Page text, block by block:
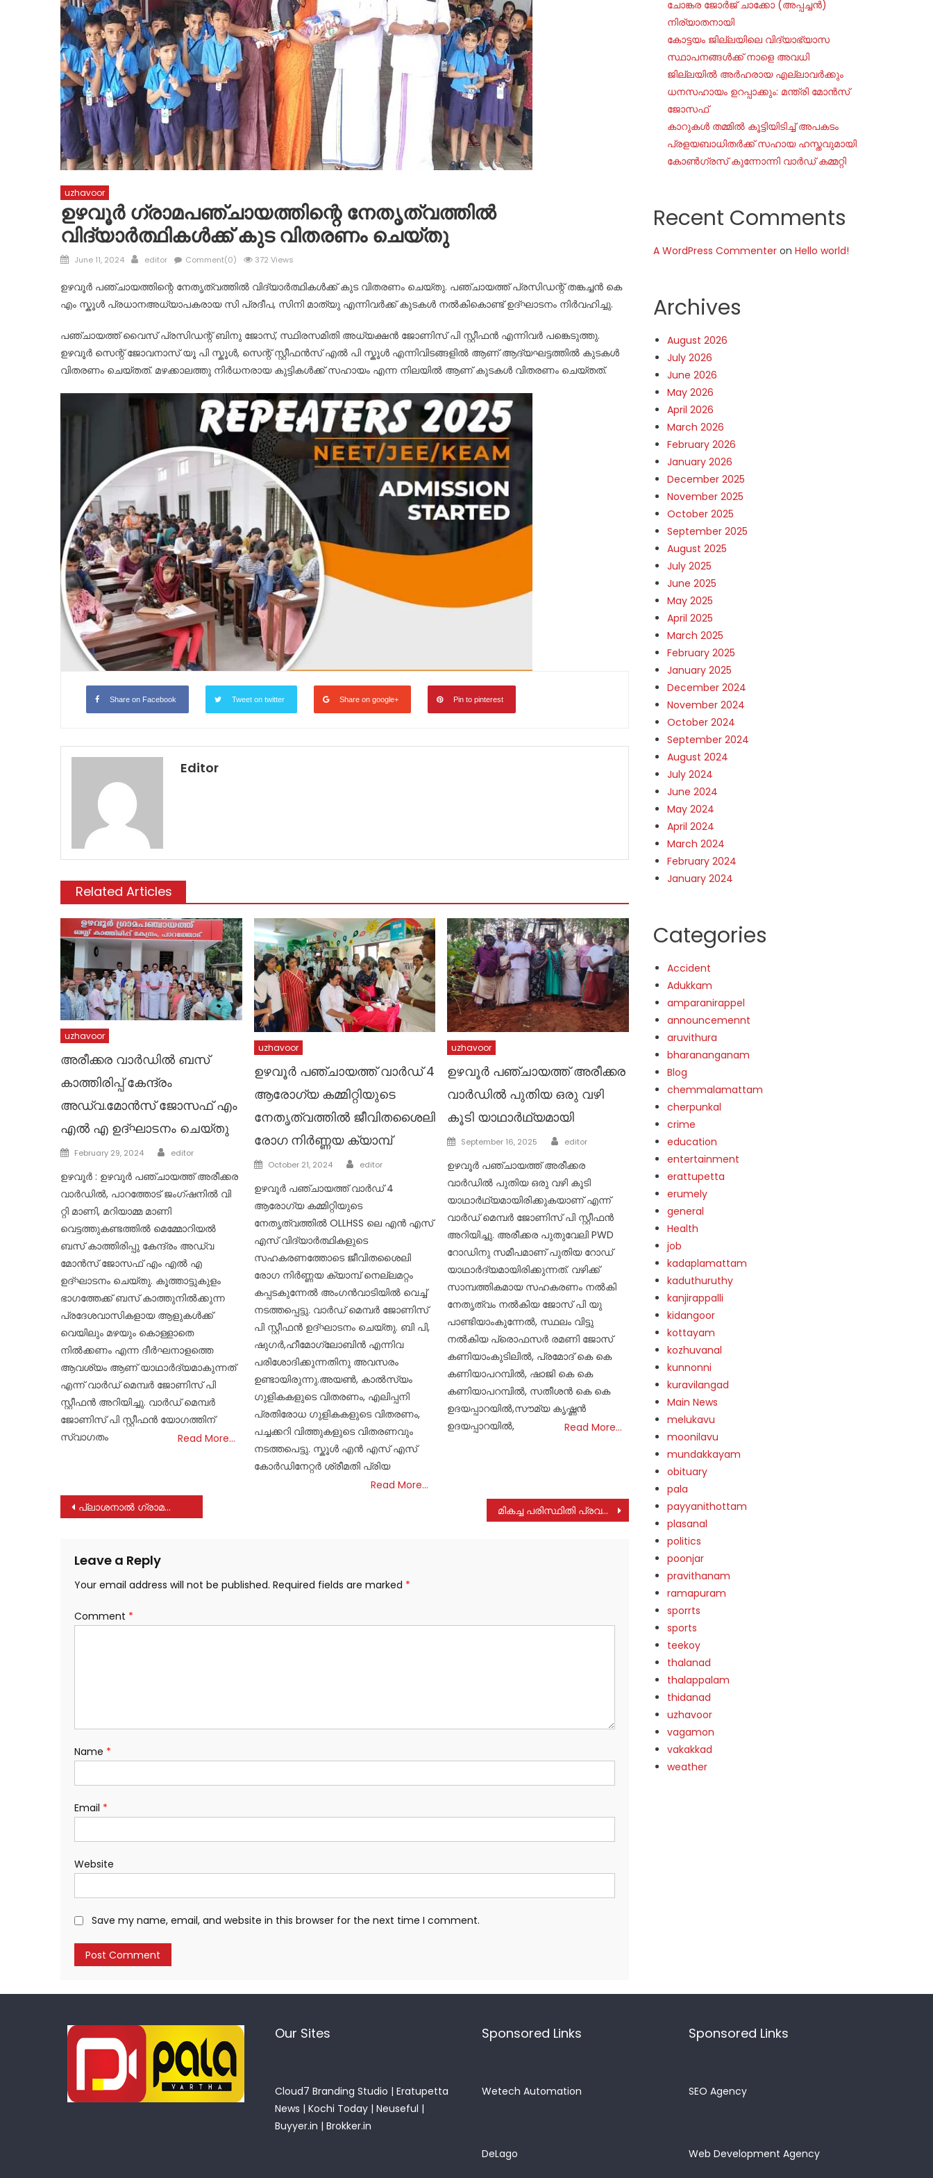
uzhavoor
ഉഴവൂർ ഗ്രാമപഞ്ചായത്തിന്റെ നേതൃത്വത്തിൽ
വിദ്യാർത്ഥികൾക്ക് കുട വിതരണം ചെയ്തു
Posted
June 11, 2024 Author
editor Comment(0) 372 Views
ഉഴവൂർ പഞ്ചായത്തിന്റെ നേതൃത്വത്തിൽ വിദ്യാർത്ഥികൾക്ക് കുട വിതരണം ചെയ്തു. പഞ്ചായത്ത് പ്രസിഡന്റ്‌ തങ്കച്ചൻ കെ
എം സ്കൂൾ പ്രധാനഅധ്യാപകരായ സി പ്രദീപ, സിനി മാത്യു എന്നിവർക്ക് കുടകൾ നൽകികൊണ്ട് ഉദ്ഘാടനം നിർവഹിച്ചു.
പഞ്ചായത്ത് വൈസ് പ്രസിഡന്റ്‌ ബിനു ജോസ്, സ്ഥിരസമിതി അധ്യക്ഷൻ ജോണിസ് പി സ്റ്റീഫൻ എന്നിവർ പങ്കെടുത്തു.
ഉഴവൂർ സെന്റ് ജോവനാസ് യൂ പി സ്കൂൾ, സെന്റ് സ്റ്റീഫൻസ് എൽ പി സ്കൂൾ എന്നിവിടങ്ങളിൽ ആണ് ആദ്യഘട്ടത്തിൽ കുടകൾ
വിതരണം ചെയ്തത്. മഴക്കാലത്തു നിർധനരായ കുട്ടികൾക്ക് സഹായം എന്ന നിലയിൽ ആണ് കുടകൾ വിതരണം ചെയ്തത്.
Share on Facebook Tweet on twitter Share on google+ Pin to pinterest
Editor
Related Articles
uzhavoor
അരീക്കര വാർഡിൽ ബസ്
കാത്തിരിപ്പ് കേന്ദ്രം
അഡ്വ.മോൻസ് ജോസഫ് എം
എൽ എ ഉദ്ഘാടനം ചെയ്തു
Posted
February 29, 2024 Author
editor
ഉഴവൂർ : ഉഴവൂർ പഞ്ചായത്ത് അരീക്കര
വാർഡിൽ, പാറത്തോട് ജംഗ്ഷനിൽ വി
റ്റി മാണി, മറിയാമ്മ മാണി
വെട്ടത്തുകണ്ടത്തിൽ മെമ്മോറിയൽ
ബസ് കാത്തിരിപ്പു കേന്ദ്രം അഡ്വ
മോൻസ് ജോസഫ് എം എൽ എ
ഉദ്‌ഘാടനം ചെയ്തു. കൂത്താട്ടുകുളം
ഭാഗത്തേക്ക്‌ ബസ് കാത്തുനിൽക്കുന്ന
പ്രദേശവാസികളായ ആളുകൾക്ക്
വെയിലും മഴയും കൊള്ളാതെ
നിൽക്കണം എന്ന ദീർഘനാളത്തെ
ആവശ്യം ആണ് യാഥാർദ്യമാകുന്നത്
എന്ന് വാർഡ് മെമ്പർ ജോണിസ് പി
സ്റ്റീഫൻ അറിയിച്ചു. വാർഡ് മെമ്പർ
ജോണിസ് പി സ്റ്റീഫൻ യോഗത്തിന്
സ്വാഗതം
Read More…
uzhavoor
ഉഴവൂർ പഞ്ചായത്ത് വാർഡ് 4
ആരോഗ്യ കമ്മിറ്റിയുടെ
നേതൃത്വത്തിൽ ജീവിതശൈലി
രോഗ നിർണ്ണയ ക്യാമ്പ്
Posted
October 21, 2024 Author
editor
ഉഴവൂർ പഞ്ചായത്ത് വാർഡ് 4
ആരോഗ്യ കമ്മിറ്റിയുടെ
നേതൃത്വത്തിൽ OLLHSS ലെ എൻ എസ്
എസ് വിദ്യാർത്ഥികളുടെ
സഹകരണത്തോടെ ജീവിതശൈലി
രോഗ നിർണ്ണയ ക്യാമ്പ് നെല്ലമറ്റം
കപ്പടകുന്നേൽ അംഗൻവാടിയിൽ വെച്ച്
നടത്തപ്പെട്ടു. വാർഡ് മെമ്പർ ജോണിസ്
പി സ്റ്റീഫൻ ഉദ്‌ഘാടനം ചെയ്തു. ബി പി,
ഷുഗർ,ഹീമോഗ്ലോബിൻ എന്നിവ
പരിശോദിക്കുന്നതിനു അവസരം
ഉണ്ടായിരുന്നു.അയൺ, കാൽസ്യം
ഗുളികകളുടെ വിതരണം, എലിപ്പനി
പ്രതിരോധ ഗുളികകളുടെ വിതരണം,
പച്ചക്കറി വിത്തുകളുടെ വിതരണവും
നടത്തപെട്ടു. സ്കൂൾ എൻ എസ് എസ്
കോർഡിനേറ്റർ ശ്രീമതി പ്രിയ
Read More…
uzhavoor
ഉഴവൂർ പഞ്ചായത്ത് അരീക്കര
വാർഡിൽ പുതിയ ഒരു വഴി
കൂടി യാഥാർഥ്യമായി
Posted
September 16, 2025 Author
editor
ഉഴവൂർ പഞ്ചായത്ത് അരീക്കര
വാർഡിൽ പുതിയ ഒരു വഴി കൂടി
യാഥാർഥ്യമായിരിക്കുകയാണ് എന്ന്
വാർഡ് മെമ്പർ ജോണിസ് പി സ്റ്റീഫൻ
അറിയിച്ചു. അരീക്കര പുതുവേലി PWD
റോഡിനു സമീപമാണ് പുതിയ റോഡ്
യാഥാർദ്യമായിരിക്കുന്നത്. വഴിക്ക്
സാമ്പത്തികമായ സഹകരണം നൽകി
നേതൃത്വം നൽകിയ ജോസ് പി യു
പാണ്ടിയാംകുന്നേൽ, സ്ഥലം വിട്ടു
നൽകിയ പ്രൊഫസർ രമണി ജോസ്
കണിയാംകുടിലിൽ, പ്രമോദ് കെ കെ
കണിയാപറമ്പിൽ, ഷാജി കെ കെ
കണിയാപറമ്പിൽ, സതീശൻ കെ കെ
ഉദയപ്പാറയിൽ,സൗമ്യ കൃഷ്ണൻ
ഉദയപ്പാറയിൽ,
Read More…
Post
പ്ലാശനാൽ ഗ്രാമത്തെ ഒന്നടങ്കം ദുഃഖത്തിലാഴ്ത്തി അമ്മയുടെയും മകൻ്റെയും വിയോഗവാർത്ത മികച്ച പരിസ്ഥിതി പ്രവർത്തനങ്ങൾക്കുള്ള സർക്കാർ പുരസ്കാരം മാർ സ്ലീവാ മെഡിസിറ്റി ഏറ്റുവാങ്ങി
Leave a Reply
Your email address will not be published. Required fields are marked *
Comment *
Name *
Email *
Website
Save my name, email, and website in this browser for the next time I comment.
ചോങ്കര ജോര്‍ജ് ചാക്കോ (അപ്പച്ചന്‍)
നിര്യാതനായി
കോട്ടയം ജില്ലയിലെ വിദ്യാഭ്യാസ
സ്ഥാപനങ്ങൾക്ക് നാളെ അവധി
ജില്ലയില്‍ അര്‍ഹരായ എല്ലാവര്‍ക്കും
ധനസഹായം ഉറപ്പാക്കും: മന്ത്രി മോന്‍സ്
ജോസഫ്
കാറുകൾ തമ്മിൽ കൂട്ടിയിടിച്ച് അപകടം
പ്രളയബാധിതർക്ക് സഹായ ഹസ്തവുമായി
കോൺഗ്രസ് കുന്നോന്നി വാർഡ് കമ്മറ്റി
Recent Comments
A WordPress Commenter onHello world!
Archives
August 2026
July 2026
June 2026
May 2026
April 2026
March 2026
February 2026
January 2026
December 2025
November 2025
October 2025
September 2025
August 2025
July 2025
June 2025
May 2025
April 2025
March 2025
February 2025
January 2025
December 2024
November 2024
October 2024
September 2024
August 2024
July 2024
June 2024
May 2024
April 2024
March 2024
February 2024
January 2024
Categories
Accident
Adukkam
amparanirappel
announcemennt
aruvithura
bharananganam
Blog
chemmalamattam
cherpunkal
crime
education
entertainment
erattupetta
erumely
general
Health
job
kadaplamattam
kaduthuruthy
kanjirappalli
kidangoor
kottayam
kozhuvanal
kunnonni
kuravilangad
Main News
melukavu
moonilavu
mundakkayam
obituary
pala
payyanithottam
plasanal
politics
poonjar
pravithanam
ramapuram
sporrts
sports
teekoy
thalanad
thalappalam
thidanad
uzhavoor
vagamon
vakakkad
weather
Our Sites
Cloud7 Branding Studio | Eratupetta
News | Kochi Today | Neuseful |
Buyyer.in | Brokker.in
Sponsored Links
Wetech Automation
DeLago
Sponsored Links
SEO Agency
Web Development Agency